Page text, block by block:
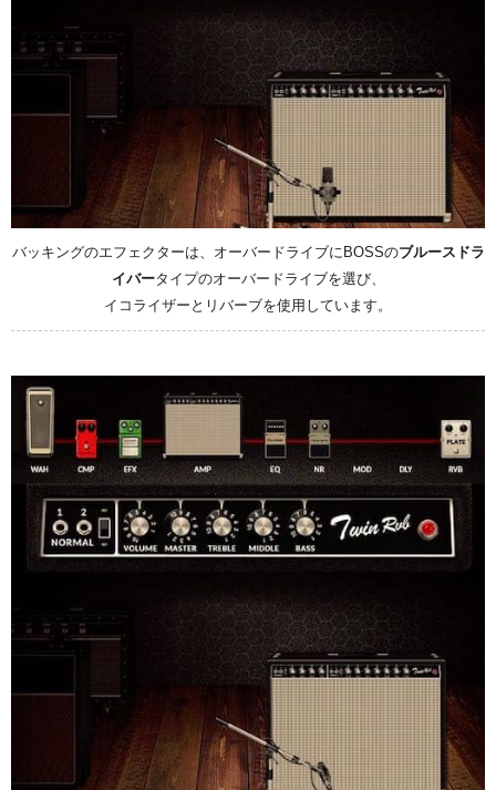
バッキングのエフェクターは、オーバードライブにBOSSのブルースドラ
イバータイプのオーバードライブを選び、
イコライザーとリバーブを使用しています。